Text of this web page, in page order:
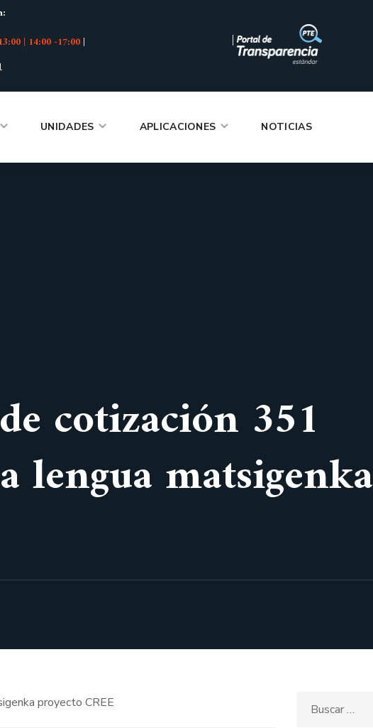
| 14:00 -17:00| |
UNIDADES APLICACIONES NOTICIAS
cotización 351
matsigenka
proyecto CREE